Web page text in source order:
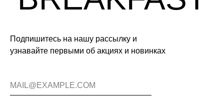
Подпишитесь на нашу рассылку и
узнавайте первыми об акциях и новинках